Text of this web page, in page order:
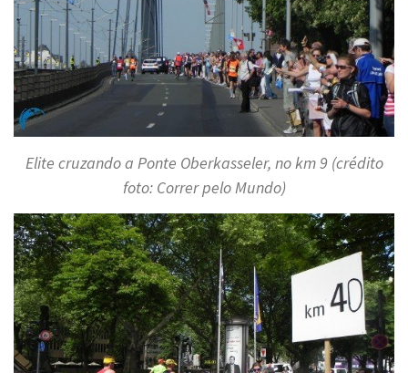
Elite cruzando a Ponte Oberkasseler, no km 9 (crédito
foto: Correr pelo Mundo)